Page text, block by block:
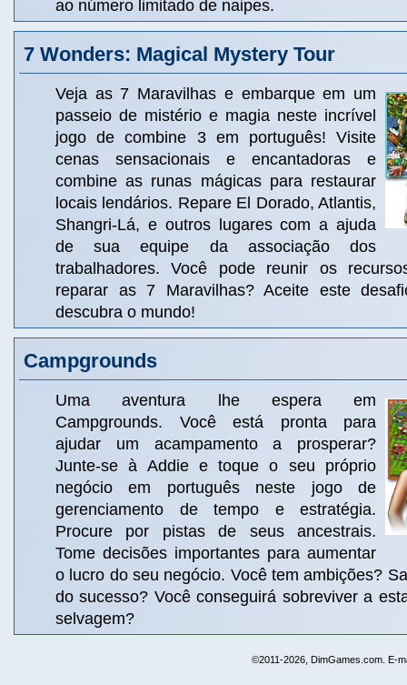
ao número limitado de naipes.
7 Wonders: Magical Mystery Tour
Veja as 7 Maravilhas e embarque em um
passeio de mistério e magia neste incrível
jogo de combine 3 em português! Visite
cenas sensacionais e encantadoras e
combine as runas mágicas para restaurar
locais lendários. Repare El Dorado, Atlantis,
Shangri-Lá, e outros lugares com a ajuda
de sua equipe da associação dos
trabalhadores. Você pode reunir os
reparar as 7 Maravilhas? Aceite este
descubra o mundo!
Campgrounds
Uma aventura lhe espera em
Campgrounds. Você está pronta para
ajudar um acampamento a prosperar?
Junte-se à Addie e toque o seu próprio
negócio em português neste jogo de
gerenciamento de tempo e estratégia.
Procure por pistas de seus ancestrais.
Tome decisões importantes para aumentar
o lucro do seu negócio. Você tem ambições?
do sucesso? Você conseguirá sobreviver a
selvagem?
©2011-2026, DimGames.com. E-